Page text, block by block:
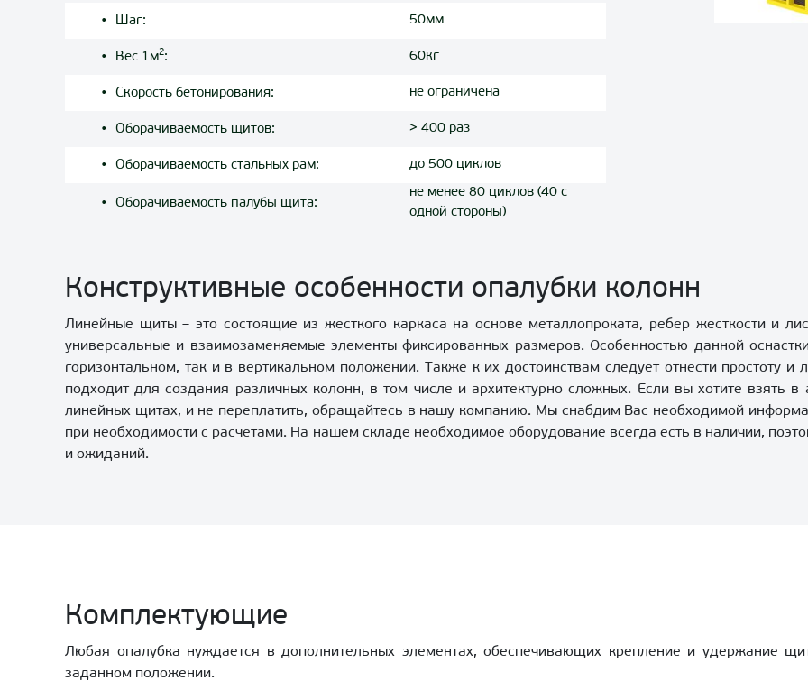
Шаг: 50мм
Вес 1м2: 60кг
Скорость бетонирования: не ограничена
Оборачиваемость щитов: > 400 раз
Оборачиваемость стальных рам: до 500 циклов
Оборачиваемость палубы щита:
не менее 80 циклов (40 с
одной стороны)
Конструктивные особенности опалубки колонн
Линейные щиты – это состоящие из жесткого каркаса на основе металлопроката, ребер жесткости и
универсальные и взаимозаменяемые элементы фиксированных размеров. Особенностью данной
горизонтальном, так и в вертикальном положении. Также к их достоинствам следует отнести простоту и
подходит для создания различных колонн, в том числе и архитектурно сложных. Если вы хотите взять
линейных щитах, и не переплатить, обращайтесь в нашу компанию. Мы снабдим Вас необходимой
при необходимости с расчетами. На нашем складе необходимое оборудование всегда есть в наличии,
и ожиданий.
Комплектующие
Любая опалубка нуждается в дополнительных элементах, обеспечивающих крепление и удержание
заданном положении.